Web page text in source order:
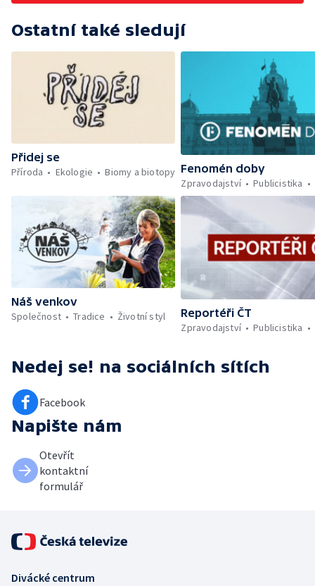
Ostatní také sledují
Přidej se
Příroda
Ekologie Biomy a biotopy Fenomén doby
Zpravodajství
Publicistika
Náš venkov
Společnost
Tradice Životní styl
Reportéři ČT
Zpravodajství
Publicistika
Nedej se! na sociálních sítích
Facebook
Napište nám
Otevřít
kontaktní
formulář
Divácké centrum